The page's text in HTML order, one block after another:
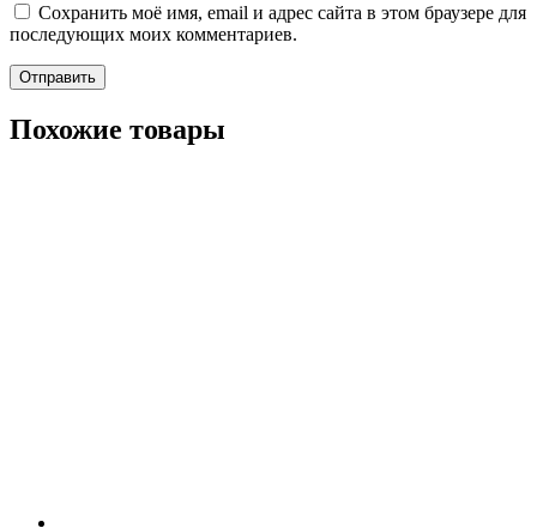
Сохранить моё имя, email и адрес сайта в этом браузере для
последующих моих комментариев.
Похожие товары